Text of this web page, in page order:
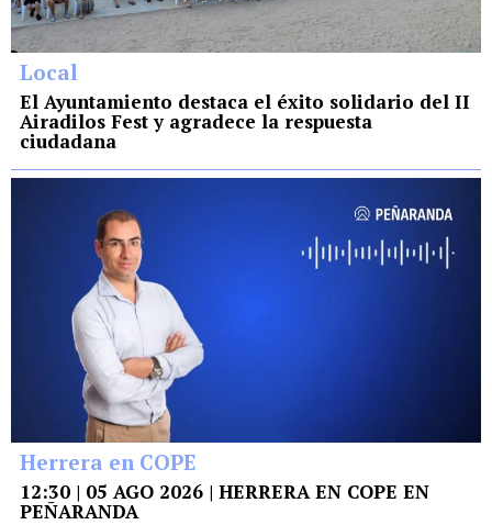
Local
El Ayuntamiento destaca el éxito solidario del II
Airadilos Fest y agradece la respuesta
ciudadana
Herrera en COPE
12:30 | 05 AGO 2026 | HERRERA EN COPE EN
PEÑARANDA